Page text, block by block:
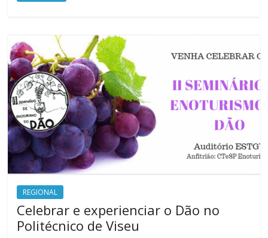
REGIONAL
Celebrar e experienciar o Dão no
Politécnico de Viseu